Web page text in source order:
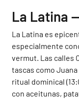
La Latina
La Latina es
especialmente
vermut. Las calles
tascas como Juana
ritual dominical
con aceitunas,